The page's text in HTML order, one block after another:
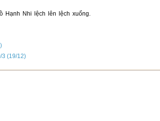
Hạnh Nhi lệch lên lệch xuống.
3 (19/12)